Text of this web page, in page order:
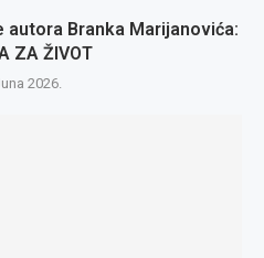
autora Branka Marijanovića:
ZA ŽIVOT
2026.